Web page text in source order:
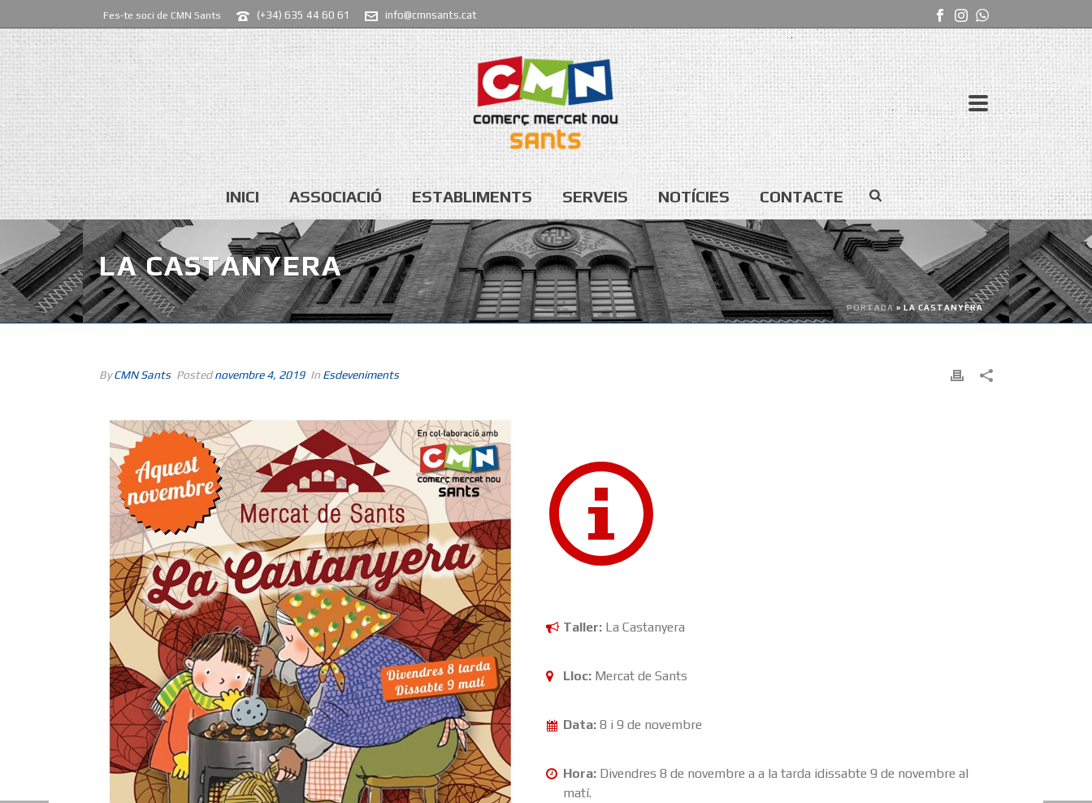
Fes-te soci de CMN Sants (+34) 635 44 60 61 info@cmnsants.cat
INICI ASSOCIACIÓ ESTABLIMENTS SERVEIS NOTÍCIES CONTACTE
LA CASTANYERA
PORTADA»LA CASTANYERA
ByCMN Sants Postednovembre 4, 2019 In Esdeveniments
Taller: La Castanyera
Lloc: Mercat de Sants
Data: 8 i 9 de novembre
Hora: Divendres 8 de novembre a a la tarda idissabte 9 de novembre al
matí.